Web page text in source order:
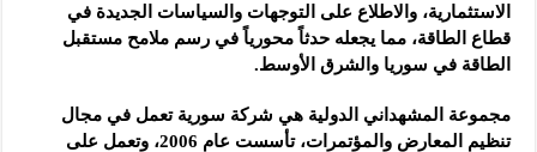
الاستثمارية، والاطلاع على التوجهات والسياسات الجديدة في
قطاع الطاقة، مما يجعله حدثاً محورياً في رسم ملامح مستقبل
الطاقة في سوريا والشرق الأوسط.
مجموعة المشهداني الدولية هي شركة سورية تعمل في مجال
تنظيم المعارض والمؤتمرات، تأسست عام 2006، وتعمل على